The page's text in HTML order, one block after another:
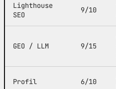
Lighthouse
SEO
9/10
GEO / LLM 9/15
Profil 6/10